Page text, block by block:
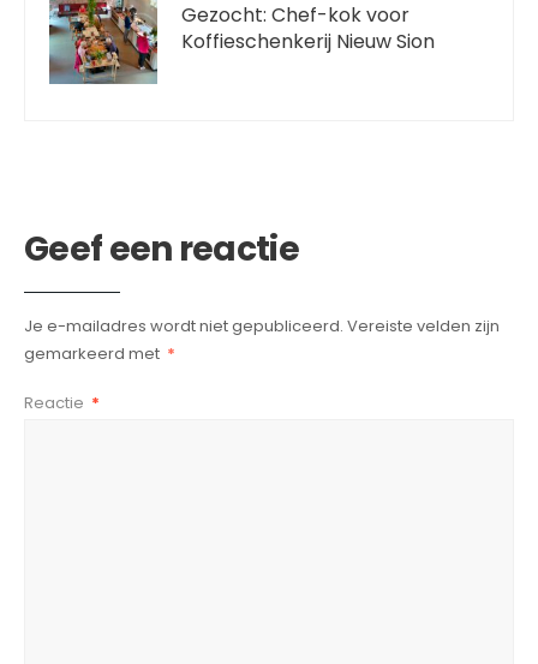
Gezocht: Chef-kok voor
Koffieschenkerij Nieuw Sion
Geef een reactie
Je e-mailadres wordt niet gepubliceerd. Vereiste velden zijn
gemarkeerd met *
Reactie *